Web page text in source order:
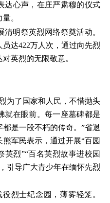
达心声，在庄严肃穆的仪式
。
明祭英烈网络祭奠活动。
达422万人次，通过向先烈
英烈的无限敬意。
为了国家和人民，不惜抛头
就在眼前。每一座墓碑都是
是一段不朽的传奇。”省退
军民表示，通过开展“百园
英烈”“百名英烈故事进校园
引导广大青少年在缅怀先烈
烈士纪念园，薄雾轻笼。